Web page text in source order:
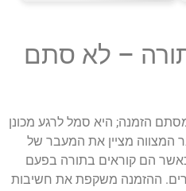
– לא סתם
הזמנה; היא סמל לרגע מכונן
המצווה מציין את המעבר של
הם קוראים בתורה בפעם
ההזמנה משקפת את חשיבות